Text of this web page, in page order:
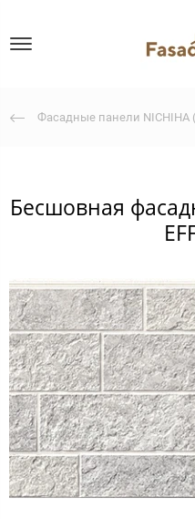
Фасадные панели NICHIHA
Бесшовная